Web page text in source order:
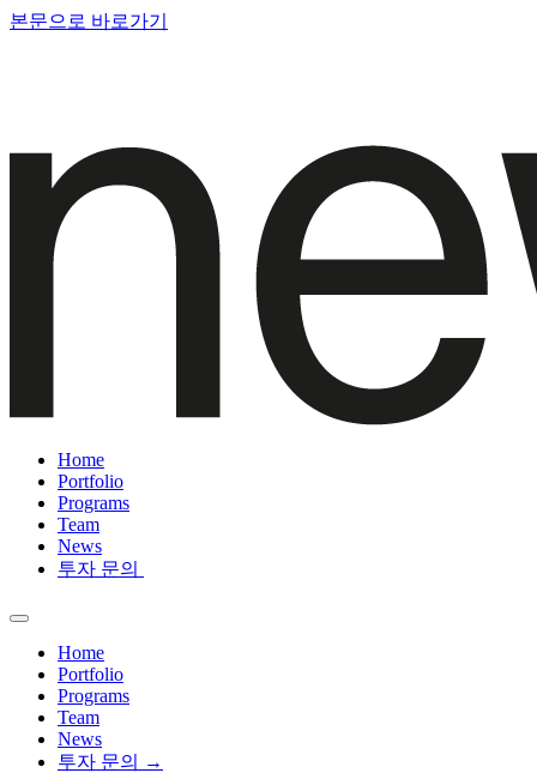
본문으로 바로가기
Home
Portfolio
Programs
Team
News
투자 문의
Home
Portfolio
Programs
Team
News
투자 문의 →